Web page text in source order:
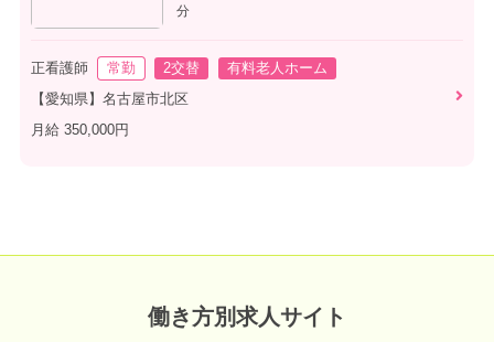
分
正看護師 常勤 2交替
有料老人ホーム
【愛知県】名古屋市北区
月給 350,000円
働き方別求人サイト